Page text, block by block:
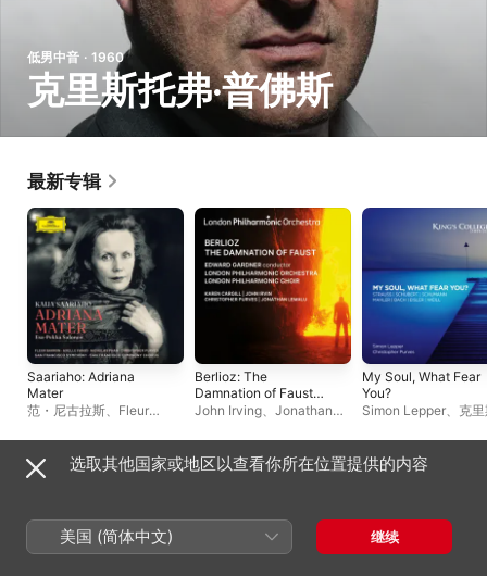
低男中音 · 1960
克里斯托弗·普佛斯
最新专辑
Saariaho: Adriana
Mater
范・尼古拉斯、 Fleur
埃萨-佩卡・萨洛宁、克里
斯托弗·普佛斯、旧金山交
响乐团
、旧金山交响合唱团
Berlioz: The
Damnation of Faust
(Live)
John Irving、 Jonathan
团、伦敦交响合唱团、克里
斯托弗·普佛斯、凯伦・卡
吉尔、伦敦爱乐乐团、爱德
My Soul, What Fear
You?
Simon Lepper、 克
现场专辑
选取其他国家或地区以查看你所在位置提供的内容
美国 (简体中文) 继续